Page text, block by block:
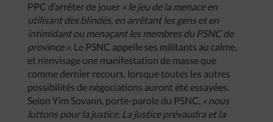
PPC d’arrêter de jouer « le jeu de la menace en
utilisant des blindés, en arrêtant les gens et en
intimidant ou menaçant les membres du PSNC de
province ». Le PSNC appelle ses militants au calme,
et n’envisage une manifestation de masse que
comme dernier recours, lorsque toutes les autres
possibilités de négociations auront été essayées.
Selon Yim Sovann, porte-parole du PSNC, « nous
luttons pour la justice. La justice prévaudra et la